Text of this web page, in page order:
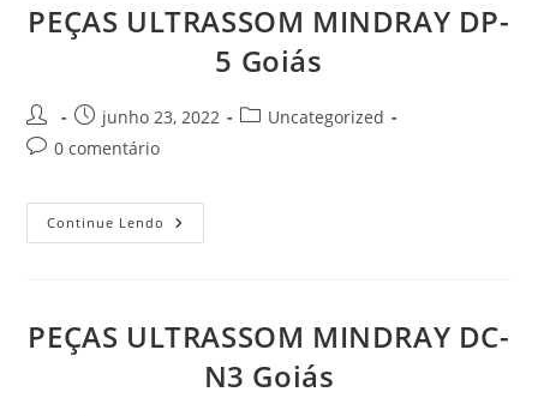
PEÇAS ULTRASSOM MINDRAY DP-
5 Goiás
Autor
do
Post
publicado:
junho 23, 2022
Categoria
Uncategorized
Comentários
post:
0 comentário
Continue Lendo PEÇAS
ULTRASSOM
PEÇAS ULTRASSOM MINDRAY DC-
N3 Goiás